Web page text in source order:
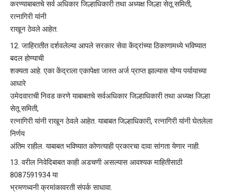
करण्याबाबतचे सर्व अधिकार जिल्हाधिकारी तथा अध्यक्ष जिल्हा सेतू समिती,
रत्नागिरी यांनी
राखून ठेवले आहेत.
जाहिरातीत दर्शवलेल्या आपले सरकार सेवा केंद्रांच्या ठिकाणामध्ये भविष्यात
बदल होण्याची
शक्यता आहे. एका केंद्राला एकापेक्षा जास्त अर्ज प्राप्त झाल्यास योग्य पर्यायाच्या
आधारे
उमेदवाराची निवड करणे याबाबतचे सर्वअधिकार जिल्हाधिकारी तथा अध्यक्ष जिल्हा
सेतू समिती,
रत्नागिरी यांनी राखून ठेवले आहेत. याबाबत जिल्हाधिकारी, रत्नागिरी यांनी घेतलेला
निर्णय
अंतिम राहील. याबाबत भविष्यात कोणत्याही प्रकारचा दावा सांगता येणार नाही.
वरील निवेदिबाबत काही अडचणी असल्यास आवश्यक माहितीसाठी
8087591934 या
भ्रमणध्वनी क्रमांकावरती संपर्क साधावा.